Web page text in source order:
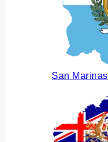
San Marinas